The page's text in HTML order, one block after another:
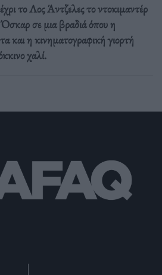
το Λος Άντζελες το ντοκιμαντέρ
σε μια βραδιά όπου η
και η κινηματογραφική γιορτή
χαλί.